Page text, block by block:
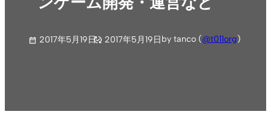
2017年5月19日 2017年5月19日by tanco (@t011org)